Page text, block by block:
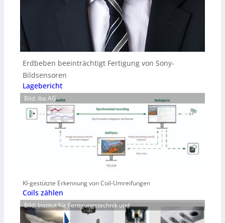
Erdbeben beeinträchtigt Fertigung von Sony-
Bildsensoren
Lagebericht
Bild: iba AG
KI-gestützte Erkennung von Coil-Umreifungen
Coils zählen
Bild: Institut für Fertigungstechnik und